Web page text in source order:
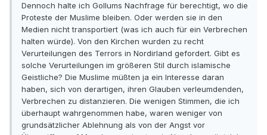
Dennoch halte ich Gollums Nachfrage für berechtigt, wo die
Proteste der Muslime bleiben. Oder werden sie in den
Medien nicht transportiert (was ich auch für ein Verbrechen
halten würde). Von den Kirchen wurden zu recht
Verurteilungen des Terrors in Nordirland gefordert. Gibt es
solche Verurteilungen im größeren Stil durch islamische
Geistliche? Die Muslime müßten ja ein Interesse daran
haben, sich von derartigen, ihren Glauben verleumdenden,
Verbrechen zu distanzieren. Die wenigen Stimmen, die ich
überhaupt wahrgenommen habe, waren weniger von
grundsätzlicher Ablehnung als von der Angst vor